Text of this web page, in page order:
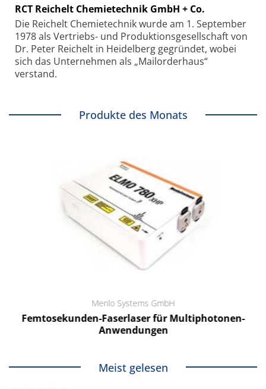
RCT Reichelt Chemietechnik GmbH + Co.
Die Reichelt Chemietechnik wurde am 1. September
1978 als Vertriebs- und Produktionsgesellschaft von
Dr. Peter Reichelt in Heidelberg gegründet, wobei
sich das Unternehmen als „Mailorderhaus“
verstand.
Produkte des Monats
Menlo Systems GmbH
Femtosekunden-Faserlaser für Multiphotonen-
Anwendungen
Meist gelesen